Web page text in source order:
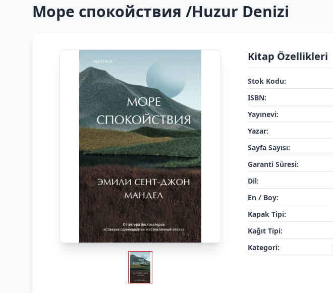
Море спокойствия /Huzur Denizi
Kitap Özellikleri
Stok Kodu:
ISBN:
Yayınevi:
Yazar:
Sayfa Sayısı:
Garanti Süresi:
Dil:
En / Boy:
Kapak Tipi:
Kağıt Tipi:
Kategori: